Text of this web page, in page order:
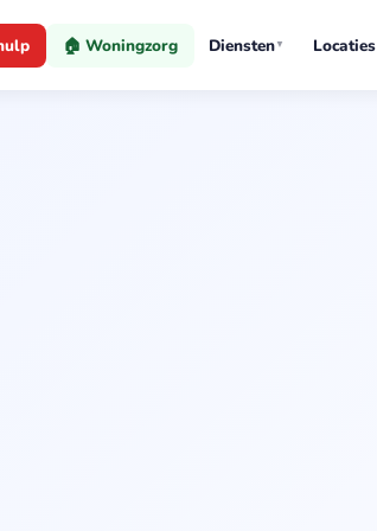
🏠 Woningzorg Diensten▼ Locaties